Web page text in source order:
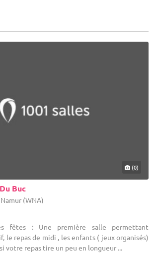
(0)
Buc
(WNA)
fêtes : Une première salle permettant
le repas de midi , les enfants ( jeux organisés)
votre repas tire un peu en longueur ...